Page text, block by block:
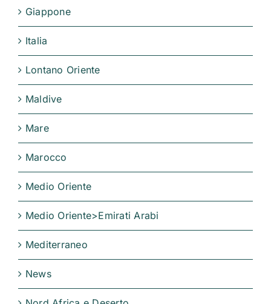
Giappone
Italia
Lontano Oriente
Maldive
Mare
Marocco
Medio Oriente
Medio Oriente>Emirati Arabi
Mediterraneo
News